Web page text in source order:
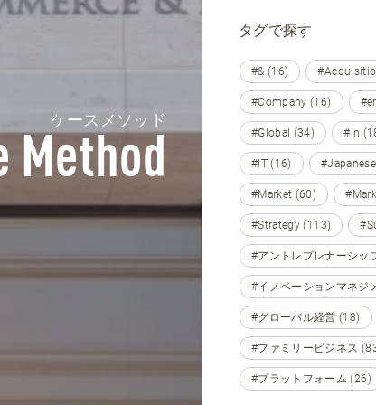
ケースメソッド
Method
タグで探す
#& (16)
#Company (16)
#Global (34) #in
#IT (16)
#Market (60)
#Strategy (113)
#アントレプレナーシッ
#イノベーションマネジ
#グローバル経営 (18)
#ファミリービジネス
#プラットフォーム (26)